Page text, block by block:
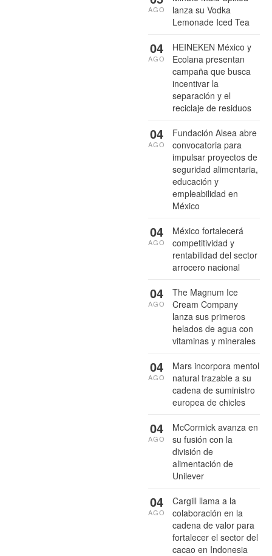
lanza su Vodka
Lemonade Iced Tea
AGO
HEINEKEN México y
Ecolana presentan
campaña que busca
incentivar la
separación y el
reciclaje de residuos
04
AGO
Fundación Alsea abre
convocatoria para
impulsar proyectos de
seguridad alimentaria,
educación y
empleabilidad en
México
04
AGO
México fortalecerá
competitividad y
rentabilidad del sector
arrocero nacional
04
AGO
The Magnum Ice
Cream Company
lanza sus primeros
helados de agua con
vitaminas y minerales
04
AGO
Mars incorpora mentol
natural trazable a su
cadena de suministro
europea de chicles
04
AGO
McCormick avanza en
su fusión con la
división de
alimentación de
Unilever
04
AGO
Cargill llama a la
colaboración en la
cadena de valor para
fortalecer el sector del
cacao en Indonesia
04
AGO